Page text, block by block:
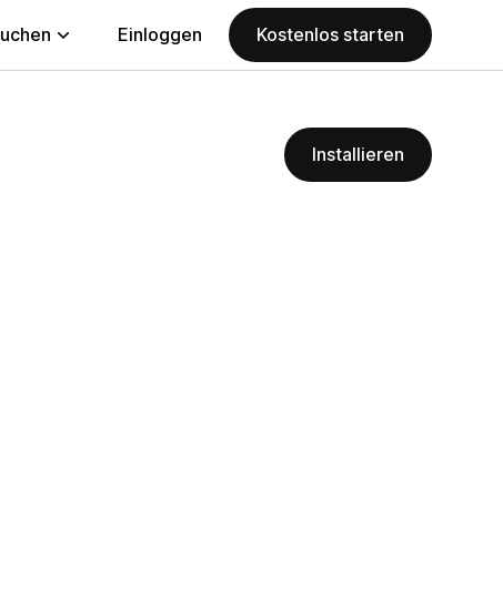
Einloggen Kostenlos starten
Installieren